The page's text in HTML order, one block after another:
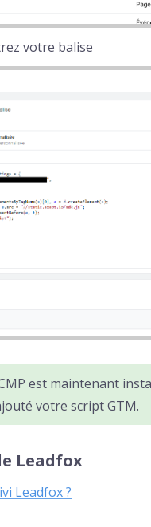
votre balise
est maintenant
votre script GTM.
Leadfox
Leadfox ?